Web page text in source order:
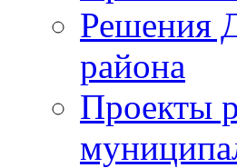
Решения
района
Проекты